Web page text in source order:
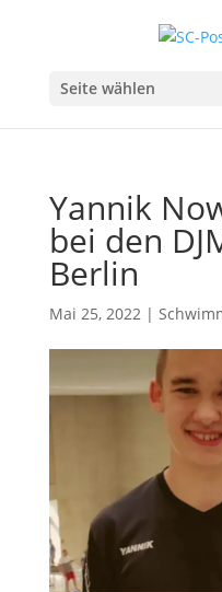
Seite wählen
Yannik
bei den
Berlin
Mai 25, 2022 |